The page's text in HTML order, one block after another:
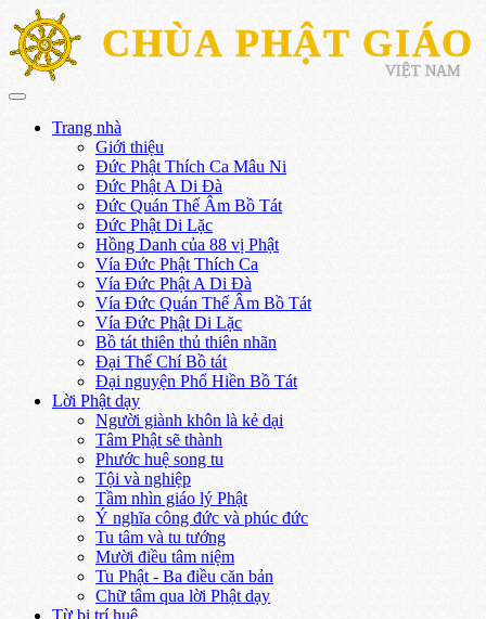
CHÙA PHẬT GIÁO
VIỆT NAM
Trang nhà
Giới thiệu
Đức Phật Thích Ca Mâu Ni
Đức Phật A Di Đà
Đức Quán Thế Âm Bồ Tát
Đức Phật Di Lặc
Hồng Danh của 88 vị Phật
Vía Đức Phật Thích Ca
Vía Đức Phật A Di Đà
Vía Đức Quán Thế Âm Bồ Tát
Vía Đức Phật Di Lặc
Bồ tát thiên thủ thiên nhãn
Đại Thế Chí Bồ tát
Đại nguyện Phổ Hiền Bồ Tát
Lời Phật dạy
Người giành khôn là kẻ dại
Tâm Phật sẽ thành
Phước huệ song tu
Tội và nghiệp
Tầm nhìn giáo lý Phật
Ý nghĩa công đức và phúc đức
Tu tâm và tu tướng
Mười điều tâm niệm
Tu Phật - Ba điều căn bản
Chữ tâm qua lời Phật dạy